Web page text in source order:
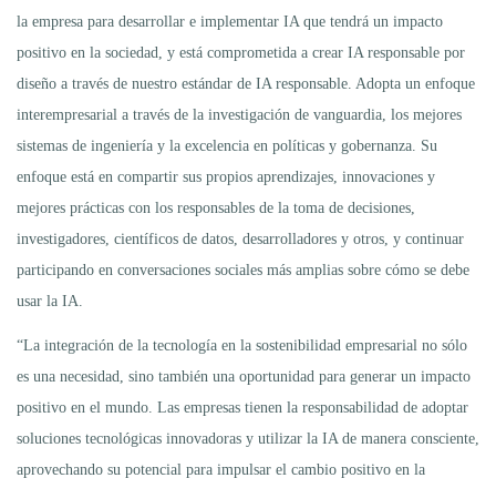
la empresa para desarrollar e implementar IA que tendrá un impacto
positivo en la sociedad, y está comprometida a crear IA responsable por
diseño a través de nuestro estándar de IA responsable. Adopta un enfoque
interempresarial a través de la investigación de vanguardia, los mejores
sistemas de ingeniería y la excelencia en políticas y gobernanza. Su
enfoque está en compartir sus propios aprendizajes, innovaciones y
mejores prácticas con los responsables de la toma de decisiones,
investigadores, científicos de datos, desarrolladores y otros, y continuar
participando en conversaciones sociales más amplias sobre cómo se debe
usar la IA.
“La integración de la tecnología en la sostenibilidad empresarial no sólo
es una necesidad, sino también una oportunidad para generar un impacto
positivo en el mundo. Las empresas tienen la responsabilidad de adoptar
soluciones tecnológicas innovadoras y utilizar la IA de manera consciente,
aprovechando su potencial para impulsar el cambio positivo en la